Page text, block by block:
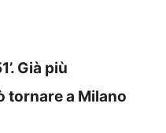
Già più
tornare a Milano